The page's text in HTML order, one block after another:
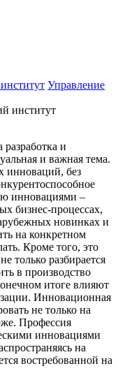
Управление
разработка и
и важная тема.
инноваций, без
инновациями –
бизнес-процессах,
новинках и
на конкретном
Кроме того, это
только разбирается
в производство
итоге влияют
Инновационная
не только на
Профессия
инновациями
на
востребованной на